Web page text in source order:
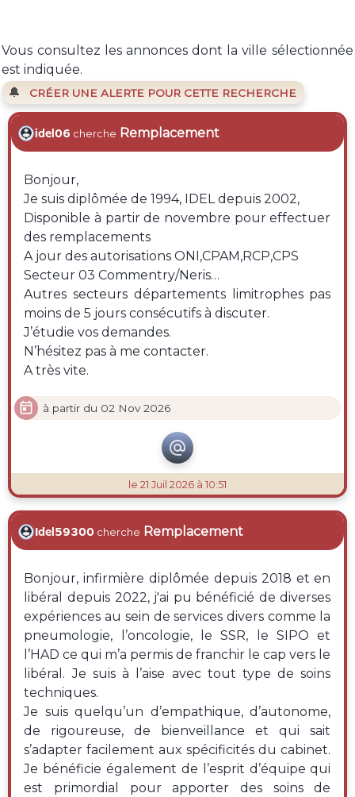
Vous consultez les annonces dont la ville sélectionnée
est indiquée.
🔔 CRÉER UNE ALERTE POUR CETTE RECHERCHE
idel06 cherche Remplacement
Bonjour,
Je suis diplômée de 1994, IDEL depuis 2002,
Disponible à partir de novembre pour effectuer
des remplacements
A jour des autorisations ONI,CPAM,RCP,CPS
Secteur 03 Commentry/Neris…
Autres secteurs départements limitrophes pas
moins de 5 jours consécutifs à discuter.
J’étudie vos demandes.
N’hésitez pas à me contacter.
A très vite.
 à partir du 02 Nov 2026

le 21 Juil 2026 à 10:51
Idel59300 cherche Remplacement
Bonjour, infirmière diplômée depuis 2018 et en
libéral depuis 2022, j'ai pu bénéficié de diverses
expériences au sein de services divers comme la
pneumologie, l’oncologie, le SSR, le SIPO et
l’HAD ce qui m’a permis de franchir le cap vers le
libéral. Je suis à l’aise avec tout type de soins
techniques.
Je suis quelqu’un d’empathique, d’autonome,
de rigoureuse, de bienveillance et qui sait
s’adapter facilement aux spécificités du cabinet.
Je bénéficie également de l’esprit d’équipe qui
est primordial pour apporter des soins de